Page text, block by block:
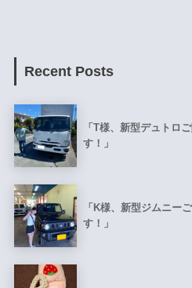
Recent Posts
「T様、新型デュトロ
す！」
「K様、新型ジムニー
す！」